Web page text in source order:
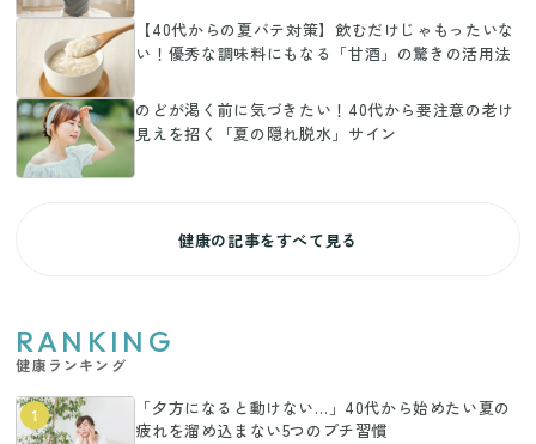
【40代からの夏バテ対策】飲むだけじゃもったいな
い！優秀な調味料にもなる「甘酒」の驚きの活用法
のどが渇く前に気づきたい！40代から要注意の老け
見えを招く「夏の隠れ脱水」サイン
健康の記事をすべて見る
RANKING
健康ランキング
1
「夕方になると動けない…」40代から始めたい夏の
疲れを溜め込まない5つのプチ習慣